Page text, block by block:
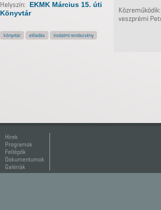
veszprémi
Helyszín:
EKMK Március 15. úti
Könyvtár
könyvtár előadás irodalmi rendezvény
Hírek
Programok
Fellépők
Dokumentumok
Galériák